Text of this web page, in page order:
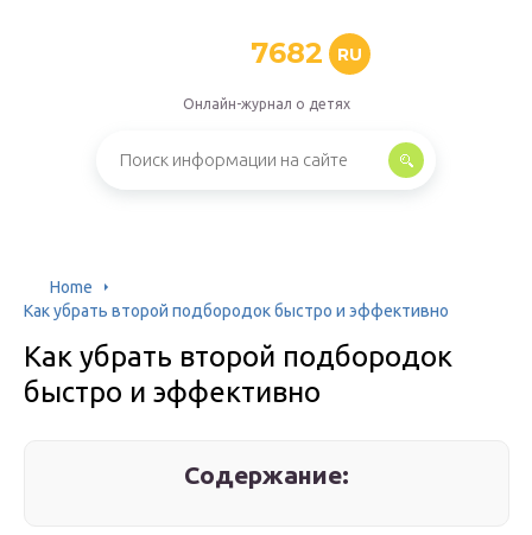
7682 RU
Онлайн-журнал о детях
Home
Как убрать второй подбородок быстро и эффективно
Как убрать второй подбородок
быстро и эффективно
Содержание: